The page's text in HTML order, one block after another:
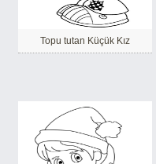
Topu tutan Küçük Kız